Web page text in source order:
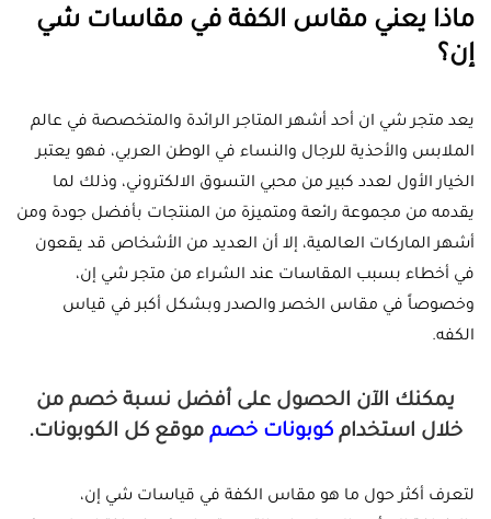
ماذا يعني مقاس الكفة في مقاسات شي
إن؟
يعد متجر شي ان أحد أشهر المتاجر الرائدة والمتخصصة في عالم
الملابس والأحذية للرجال والنساء في الوطن العربي، فهو يعتبر
الخيار الأول لعدد كبير من محبي التسوق الالكتروني، وذلك لما
يقدمه من مجموعة رائعة ومتميزة من المنتجات بأفضل جودة ومن
أشهر الماركات العالمية، إلا أن العديد من الأشخاص قد يقعون
في أخطاء بسبب المقاسات عند الشراء من متجر شي إن،
وخصوصاً في مقاس الخصر والصدر وبشكل أكبر في قياس
الكفه.
يمكنك الآن الحصول على أفضل نسبة خصم من
خلال استخدام كوبونات خصم موقع كل الكوبونات.
لتعرف أكثر حول ما هو مقاس الكفة في قياسات شي إن،